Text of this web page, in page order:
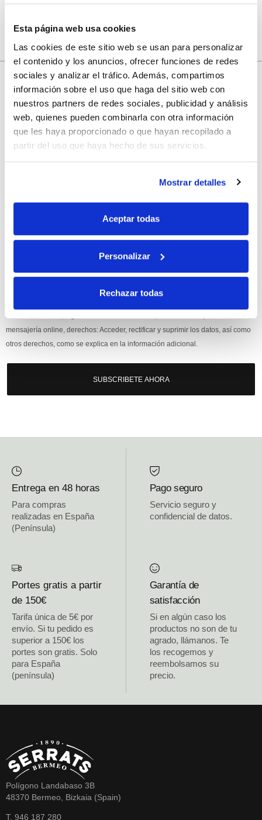
Esta página web usa cookies
Las cookies de este sitio web se usan para personalizar
el contenido y los anuncios, ofrecer funciones de redes
sociales y analizar el tráfico. Además, compartimos
información sobre el uso que haga del sitio web con
nuestros partners de redes sociales, publicidad y análisis
web, quienes pueden combinarla con otra información
que les haya proporcionado o que hayan recopilado a
partir del uso que haya hecho de sus servicios.
Mostrar detalles
Aceptar todas
Personalizar
Rechazar todas
10% de descuento
con tu primera compra.
a nuestra newsletter para recibir nuestrasofertas
Si, he leído y acepto la política de protección de datos.
fines comerciales, legitimación: consentimiento, destinatarios: proveedor de
mensajería online, derechos: Acceder, rectificar y suprimir los datos, así como
otros derechos, como se explica en la información adicional.
SUBSCRIBETE AHORA
Entrega en 48 horas
Para compras
realizadas en España
(Península)
Pago seguro
Servicio seguro y
confidencial de datos.
Portes gratis a partir
de 150€
Tarifa única de 5€ por
envío. Si tu pedido es
superior a 150€ los
portes son gratis. Solo
para España
(península)
Garantía de
satisfacción
Si en algún caso los
productos no son de tu
agrado, llámanos. Te
los recogemos y
reembolsamos su
precio.
Polígono Landabaso 3B
48370 Bermeo, Bizkaia (Spain)
T. 946 187 280